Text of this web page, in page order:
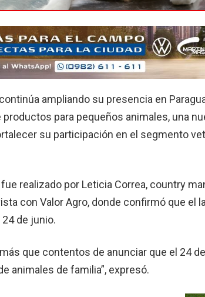
ampliando su presencia en
productos para pequeños animales, una
su participación en el segmento
realizado por Leticia Correa, country
con Valor Agro, donde confirmó que el
de junio.
que contentos de anunciar que el 24
animales de familia”, expresó.